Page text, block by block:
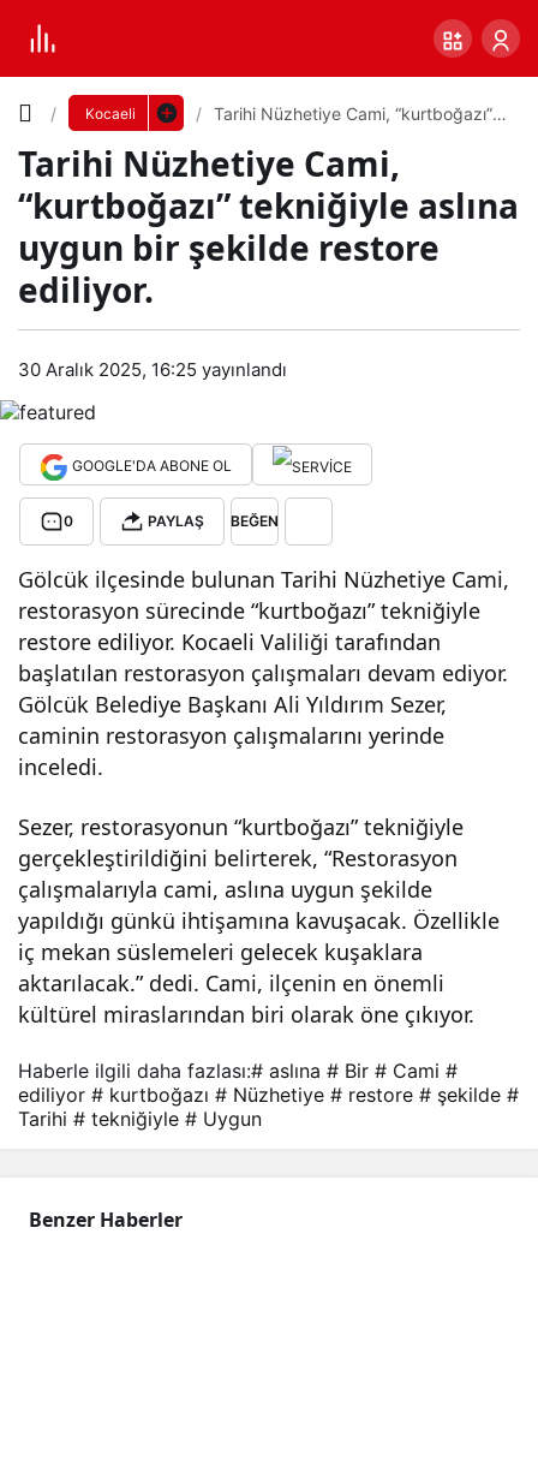
Kocaeli
Tarihi Nüzhetiye Cami, “kurtboğazı”
restore ediliyor.
Tarihi Nüzhetiye Cami,
“kurtboğazı” tekniğiyle aslına
uygun bir şekilde restore
ediliyor.
30 Aralık 2025, 16:25 yayınlandı
GOOGLE'DA ABONE OL
0 PAYLAŞ BEĞEN
Gölcük ilçesinde bulunan Tarihi Nüzhetiye Cami,
restorasyon sürecinde “kurtboğazı” tekniğiyle
restore ediliyor. Kocaeli Valiliği tarafından
başlatılan restorasyon çalışmaları devam ediyor.
Gölcük Belediye Başkanı Ali Yıldırım Sezer,
caminin restorasyon çalışmalarını yerinde
inceledi.
Sezer, restorasyonun “kurtboğazı” tekniğiyle
gerçekleştirildiğini belirterek, “Restorasyon
çalışmalarıyla cami, aslına uygun şekilde
yapıldığı günkü ihtişamına kavuşacak. Özellikle
iç mekan süslemeleri gelecek kuşaklara
aktarılacak.” dedi. Cami, ilçenin en önemli
kültürel miraslarından biri olarak öne çıkıyor.
Tari
Nüz
heti
ye
Ca
mi,
“kur
tbo
ğazı
tekn
e
Yazı
Boyutunu
Ayarla
Küçük 100% Dev
Varsayılana
dön
Haberle ilgili daha fazlası:# aslına # Bir # Cami #
ediliyor # kurtboğazı # Nüzhetiye # restore # şekilde #
Tarihi # tekniğiyle # Uygun
Benzer Haberler